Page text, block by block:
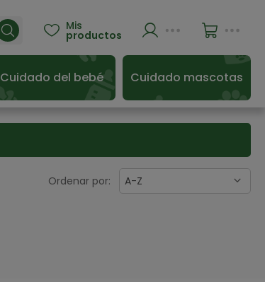
 Mis
productos
Cuidado del bebé Cuidado mascotas
Ordenar por: A-Z